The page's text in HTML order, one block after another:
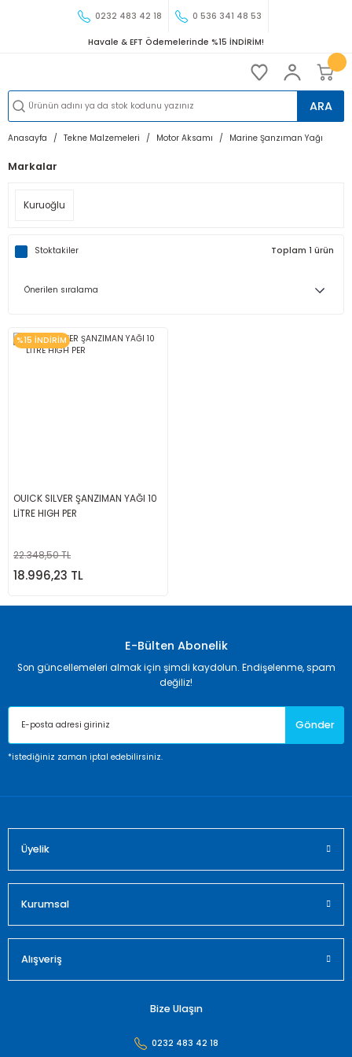
0232 483 42 18 0 536 341 48 53
Havale & EFT Ödemelerinde %15 İNDİRİM!
ARA
Anasayfa Tekne Malzemeleri Motor Aksamı Marine Şanzıman Yağı
Markalar
Kuruoğlu
Stoktakiler Toplam 1 ürün
%15 İNDİRİM
OUICK SILVER ŞANZIMAN YAĞI 10
LİTRE HIGH PER
22.348,50 TL
18.996,23 TL
E-Bülten Abonelik
Son güncellemeleri almak için şimdi kaydolun. Endişelenme, spam
değiliz!
Gönder
*istediğiniz zaman iptal edebilirsiniz.
Üyelik
Kurumsal
Alışveriş
Bize Ulaşın
0232 483 42 18